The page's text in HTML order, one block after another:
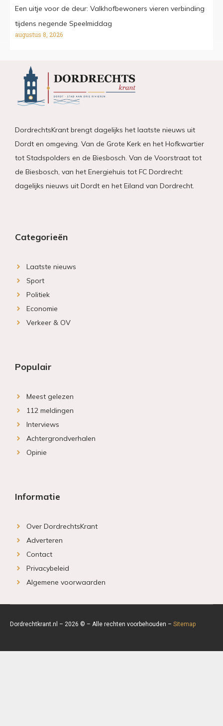
Een uitje voor de deur: Valkhofbewoners vieren verbinding
tijdens negende Speelmiddag
augustus 8, 2026
DordrechtsKrant brengt dagelijks het laatste nieuws uit
Dordt en omgeving. Van de Grote Kerk en het Hofkwartier
tot Stadspolders en de Biesbosch. Van de Voorstraat tot
de Biesbosch, van het Energiehuis tot FC Dordrecht:
dagelijks nieuws uit Dordt en het Eiland van Dordrecht.
Categorieën
Laatste nieuws
Sport
Politiek
Economie
Verkeer & OV
Populair
Meest gelezen
112 meldingen
Interviews
Achtergrondverhalen
Opinie
Informatie
Over DordrechtsKrant
Adverteren
Contact
Privacybeleid
Algemene voorwaarden
Dordrechtkrant.nl – 2026 © – Alle rechten voorbehouden – Sitemap